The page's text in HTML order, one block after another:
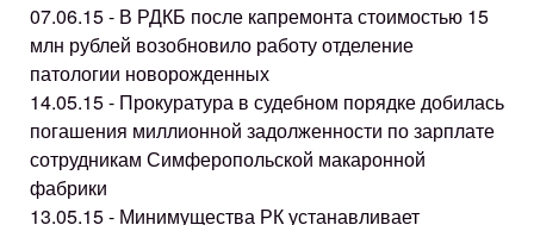
07.06.15 - В РДКБ после капремонта стоимостью 15
млн рублей возобновило работу отделение
патологии новорожденных
14.05.15 - Прокуратура в судебном порядке добилась
погашения миллионной задолженности по зарплате
сотрудникам Симферопольской макаронной
фабрики
13.05.15 - Минимущества РК устанавливает